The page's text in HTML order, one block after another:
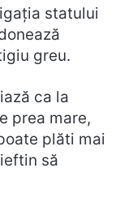
statului
greu.
ca la
prea mare,
plăti mai
să